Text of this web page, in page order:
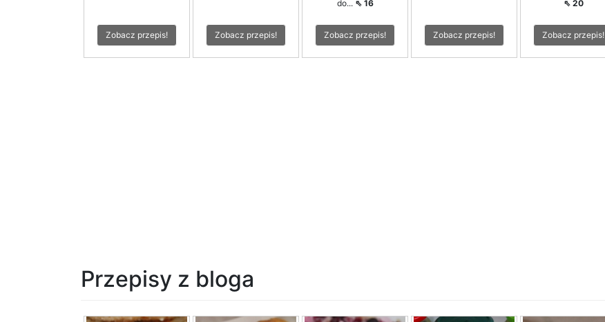
Zobacz przepis! Zobacz przepis!
do... ⇖ 16
Zobacz przepis! Zobacz przepis!
⇖ 20
Zobacz przepis!
Przepisy z bloga